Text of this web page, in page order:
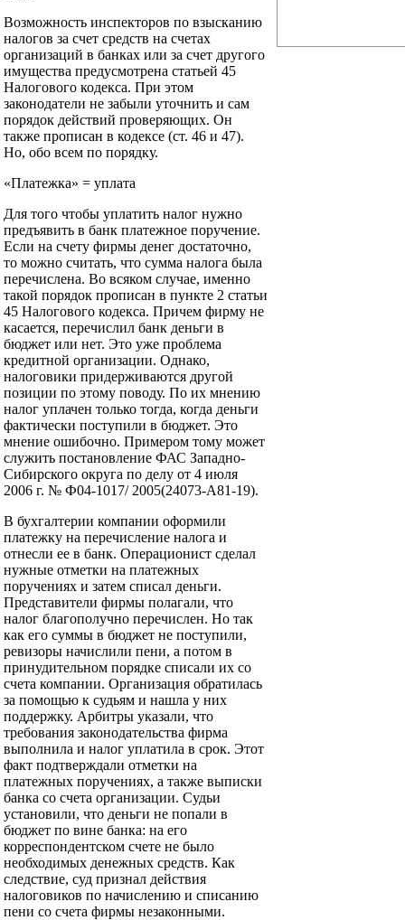
Возможность инспекторов по взысканию
налогов за счет средств на счетах
организаций в банках или за счет другого
имущества предусмотрена статьей 45
Налогового кодекса. При этом
законодатели не забыли уточнить и сам
порядок действий проверяющих. Он
также прописан в кодексе (ст. 46 и 47).
Но, обо всем по порядку.
«Платежка» = уплата
Для того чтобы уплатить налог нужно
предъявить в банк платежное поручение.
Если на счету фирмы денег достаточно,
то можно считать, что сумма налога была
перечислена. Во всяком случае, именно
такой порядок прописан в пункте 2 статьи
45 Налогового кодекса. Причем фирму не
касается, перечислил банк деньги в
бюджет или нет. Это уже проблема
кредитной организации. Однако,
налоговики придерживаются другой
позиции по этому поводу. По их мнению
налог уплачен только тогда, когда деньги
фактически поступили в бюджет. Это
мнение ошибочно. Примером тому может
служить постановление ФАС Западно-
Сибирского округа по делу от 4 июля
2006 г. № Ф04-1017/ 2005(24073-А81-19).
В бухгалтерии компании оформили
платежку на перечисление налога и
отнесли ее в банк. Операционист сделал
нужные отметки на платежных
поручениях и затем списал деньги.
Представители фирмы полагали, что
налог благополучно перечислен. Но так
как его суммы в бюджет не поступили,
ревизоры начислили пени, а потом в
принудительном порядке списали их со
счета компании. Организация обратилась
за помощью к судьям и нашла у них
поддержку. Арбитры указали, что
требования законодательства фирма
выполнила и налог уплатила в срок. Этот
факт подтверждали отметки на
платежных поручениях, а также выписки
банка со счета организации. Судьи
установили, что деньги не попали в
бюджет по вине банка: на его
корреспондентском счете не было
необходимых денежных средств. Как
следствие, суд признал действия
налоговиков по начислению и списанию
пени со счета фирмы незаконными.